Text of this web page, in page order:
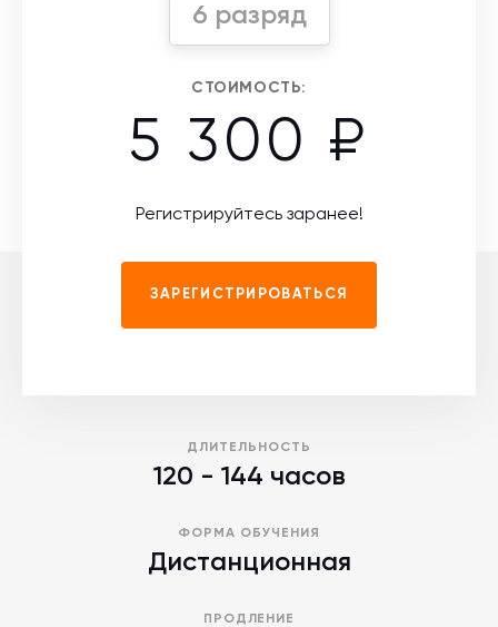
6 разряд
СТОИМОСТЬ:
5 300 ₽
Регистрируйтесь заранее!
ЗАРЕГИСТРИРОВАТЬСЯ
ДЛИТЕЛЬНОСТЬ
120 - 144 часов
ФОРМА ОБУЧЕНИЯ
Дистанционная
ПРОДЛЕНИЕ